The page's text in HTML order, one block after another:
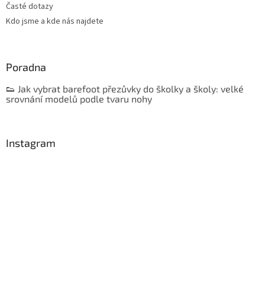
Časté dotazy
Kdo jsme a kde nás najdete
Poradna
👟 Jak vybrat barefoot přezůvky do školky a školy: velké
srovnání modelů podle tvaru nohy
Instagram